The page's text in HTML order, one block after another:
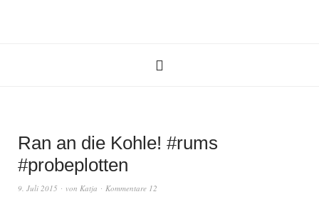
Ran an die Kohle! #rums
#probeplotten
9. Juli 2015 von Katja Kommentare 12